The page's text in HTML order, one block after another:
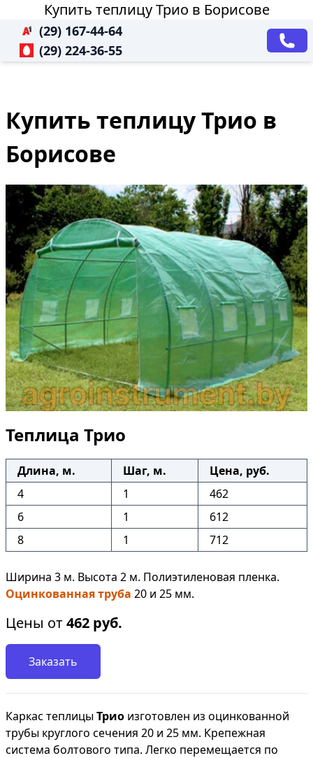
Купить теплицу Трио в Борисове
(29) 167-44-64
(29) 224-36-55
Купить теплицу Трио в
Борисове
Теплица Трио
Длина, м. Шаг, м.
Цена, руб.
4
1
462
6
1
612
8
1 712
Ширина 3 м. Высота 2 м. Полиэтиленовая пленка.
Оцинкованная труба 20 и 25 мм.
Цены от462 руб.
Заказать
Каркас теплицыТрио изготовлен из оцинкованной
трубы круглого сечения 20 и 25 мм. Крепежная
система болтового типа. Легко перемещается по